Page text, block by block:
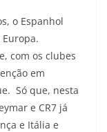
o Espanhol
com os clubes
em
Só que, nesta
e CR7 já
e Itália e